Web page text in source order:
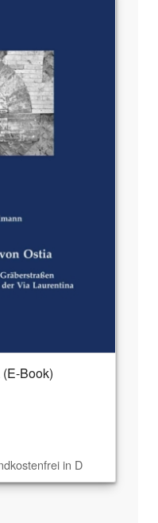
Book)
in D